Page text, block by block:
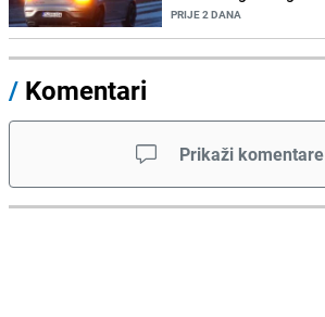
PRIJE 2 DANA
/ Komentari
Prikaži komentare